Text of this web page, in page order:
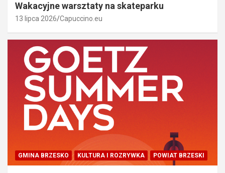
Wakacyjne warsztaty na skateparku
13 lipca 2026 Capuccino.eu
GMINA BRZESKO KULTURA I ROZRYWKA POWIAT BRZESKI